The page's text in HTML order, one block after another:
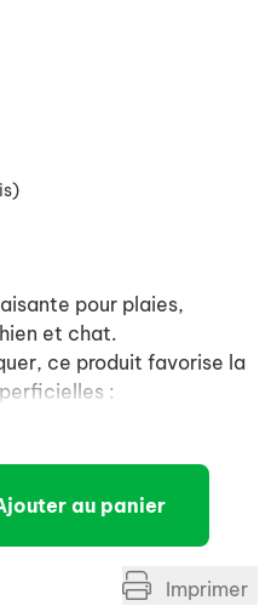
pour plaies,
et chat.
ce produit favorise la
:
au panier
Imprimer